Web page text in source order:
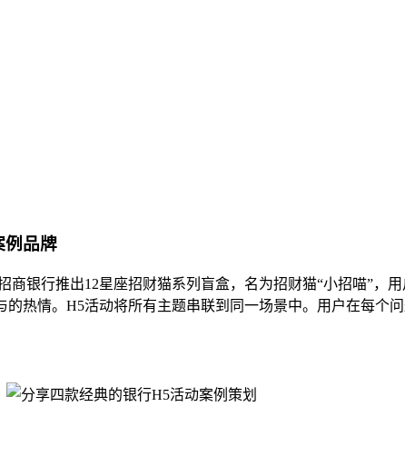
例品牌
商银行推出12星座招财猫系列盲盒，名为招财猫“小招喵”，
热情。H5活动将所有主题串联到同一场景中。用户在每个